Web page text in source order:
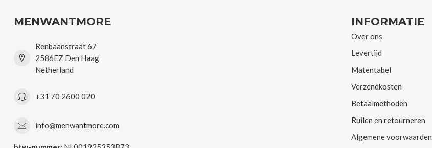
MENWANTMORE
Renbaanstraat 67
2586EZ Den Haag
Netherland
+31 70 2600 020
info@menwantmore.com
INFORMATIE
Over ons
Levertijd
Matentabel
Verzendkosten
Betaalmethoden
Ruilen en retourneren
Algemene voorwaarden